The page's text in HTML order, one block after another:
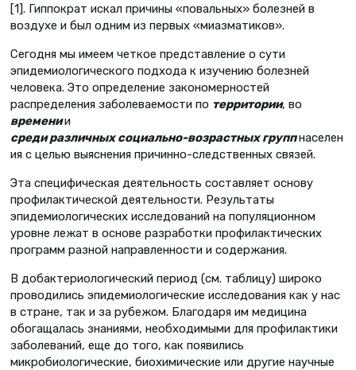
[1]. Гиппократ искал причины «повальных» болезней в
воздухе и был одним из первых «миазматиков».
Сегодня мы имеем четкое представление о сути
эпидемиологического подхода к изучению болезней
человека. Это определение закономерностей
распределения заболеваемости по территории, во
времении
среди различных социально-возрастных группнаселен
ия с целью выяснения причинно-следственных связей.
Эта специфическая деятельность составляет основу
профилактической деятельности. Результаты
эпидемиологических исследований на популяционном
уровне лежат в основе разработки профилактических
программ разной направленности и содержания.
В добактериологический период (см. таблицу) широко
проводились эпидемиологические исследования как у нас
в стране, так и за рубежом. Благодаря им медицина
обогащалась знаниями, необходимыми для профилактики
заболеваний, еще до того, как появились
микробиологические, биохимические или другие научные